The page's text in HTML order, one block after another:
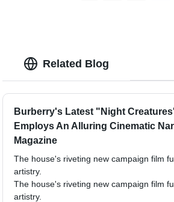
Related Blog
Burberry's Latest "Night
Employs An Alluring Cinematic
Magazine
The house's riveting new campaign film
artistry.
The house's riveting new campaign film
artistry.